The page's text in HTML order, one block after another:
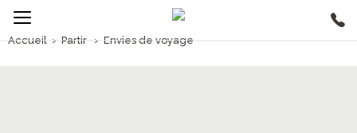
Accueil › Partir › Envies de voyage